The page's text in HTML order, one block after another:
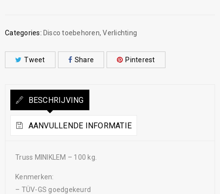
Categories: Disco toebehoren,Verlichting
Tweet Share Pinterest
BESCHRIJVING
AANVULLENDE INFORMATIE
Truss MINIKLEM – 100 kg.
Kenmerken:
– TÜV-GS goedgekeurd